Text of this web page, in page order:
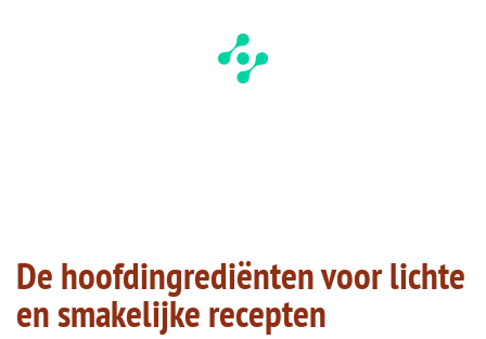
De hoofdingrediënten voor lichte
en smakelijke recepten